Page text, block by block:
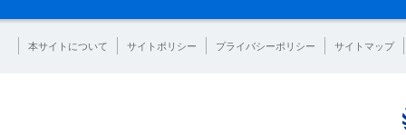
本サイトについて サイトポリシー プライバシーポリシー サイトマップ